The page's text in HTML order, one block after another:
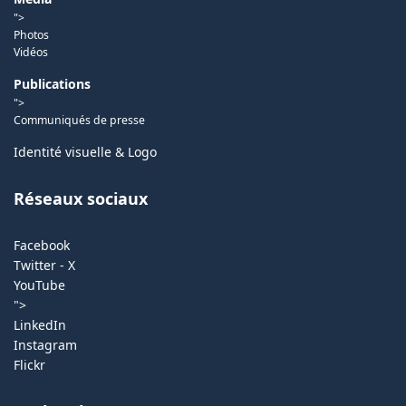
">
Photos
Vidéos
Publications
">
Communiqués de presse
Identité visuelle & Logo
Réseaux sociaux
Facebook
Twitter - X
YouTube
">
LinkedIn
Instagram
Flickr